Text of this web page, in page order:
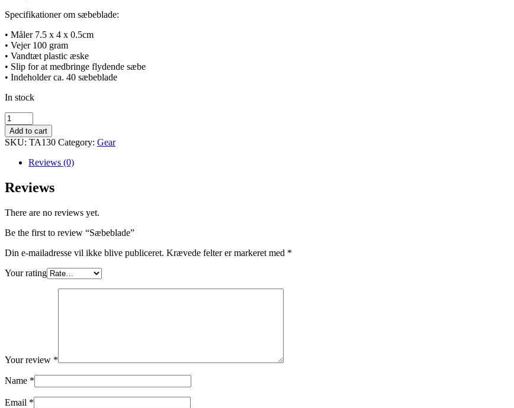
Specifikationer om sæbeblade:
• Måler 7.5 x 4 x 0.5cm
• Vejer 100 gram
• Vandtæt plastic æske
• Slip for at medbringe flydende sæbe
• Indeholder ca. 40 sæbeblade
In stock
Sæbeblade
quantity
Add to cart
SKU: TA130 Category: Gear
Reviews (0)
Reviews
There are no reviews yet.
Be the first to review “Sæbeblade”
Din e-mailadresse vil ikke blive publiceret. Krævede felter er markeret med *
Your rating
Your review *
Name *
Email *